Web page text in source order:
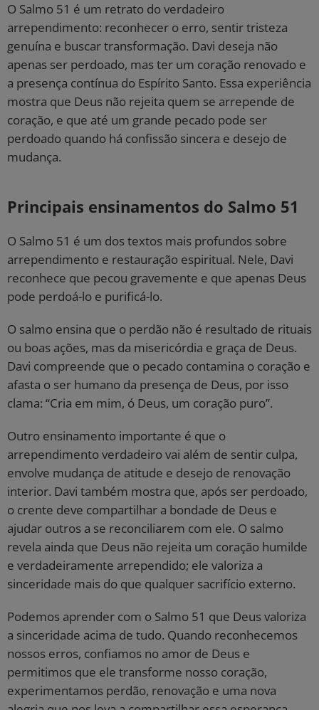
O Salmo 51 é um retrato do verdadeiro
arrependimento: reconhecer o erro, sentir tristeza
genuína e buscar transformação. Davi deseja não
apenas ser perdoado, mas ter um coração renovado e
a presença contínua do Espírito Santo. Essa experiência
mostra que Deus não rejeita quem se arrepende de
coração, e que até um grande pecado pode ser
perdoado quando há confissão sincera e desejo de
mudança.
Principais ensinamentos do Salmo 51
O Salmo 51 é um dos textos mais profundos sobre
arrependimento e restauração espiritual. Nele, Davi
reconhece que pecou gravemente e que apenas Deus
pode perdoá-lo e purificá-lo.
O salmo ensina que o perdão não é resultado de rituais
ou boas ações, mas da misericórdia e graça de Deus.
Davi compreende que o pecado contamina o coração e
afasta o ser humano da presença de Deus, por isso
clama: “Cria em mim, ó Deus, um coração puro”.
Outro ensinamento importante é que o
arrependimento verdadeiro vai além de sentir culpa,
envolve mudança de atitude e desejo de renovação
interior. Davi também mostra que, após ser perdoado,
o crente deve compartilhar a bondade de Deus e
ajudar outros a se reconciliarem com ele. O salmo
revela ainda que Deus não rejeita um coração humilde
e verdadeiramente arrependido; ele valoriza a
sinceridade mais do que qualquer sacrifício externo.
Podemos aprender com o Salmo 51 que Deus valoriza
a sinceridade acima de tudo. Quando reconhecemos
nossos erros, confiamos no amor de Deus e
permitimos que ele transforme nosso coração,
experimentamos perdão, renovação e uma nova